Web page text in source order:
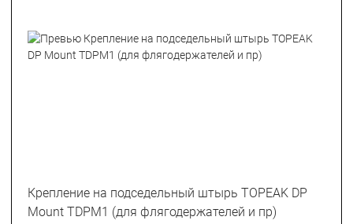
Крепление на подседельный штырь TOPEAK DP
Mount TDPM1 (для флягодержателей и пр)